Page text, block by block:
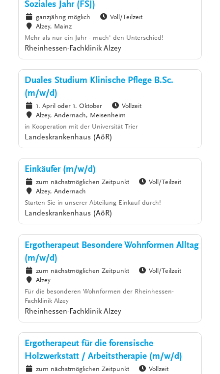
Soziales Jahr (FSJ)
ganzjährig möglich
Voll/Teilzeit
Alzey, Mainz
Mehr als nur ein Jahr - mach' den Unterschied!
Rheinhessen-Fachklinik Alzey
Duales Studium Klinische Pflege B.Sc.
(m/w/d)
1. April oder 1. Oktober
Vollzeit
Alzey, Andernach, Meisenheim
in Kooperation mit der Universität Trier
Landeskrankenhaus (AöR)
Einkäufer (m/w/d)
zum nächstmöglichen Zeitpunkt
Voll/Teilzeit
Alzey, Andernach
Starten Sie in unserer Abteilung Einkauf durch!
Landeskrankenhaus (AöR)
Ergotherapeut Besondere Wohnformen Alltag
(m/w/d)
zum nächstmöglichen Zeitpunkt
Voll/Teilzeit
Alzey
Für die besonderen Wohnformen der Rheinhessen-
Fachklinik Alzey
Rheinhessen-Fachklinik Alzey
Ergotherapeut für die forensische
Holzwerkstatt / Arbeitstherapie (m/w/d)
zum nächstmöglichen Zeitpunkt
Vollzeit